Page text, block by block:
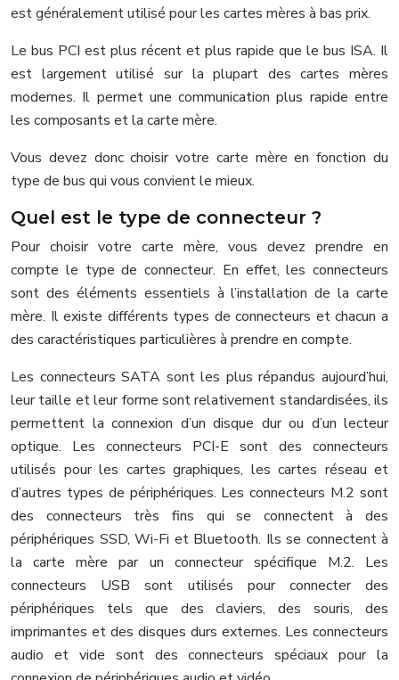
est généralement utilisé pour les cartes mères à bas prix.
Le bus PCI est plus récent et plus rapide que le bus ISA. Il
est largement utilisé sur la plupart des cartes mères
modernes. Il permet une communication plus rapide entre
les composants et la carte mère.
Vous devez donc choisir votre carte mère en fonction du
type de bus qui vous convient le mieux.
Quel est le type de connecteur ?
Pour choisir votre carte mère, vous devez prendre en
compte le type de connecteur. En effet, les connecteurs
sont des éléments essentiels à l’installation de la carte
mère. Il existe différents types de connecteurs et chacun a
des caractéristiques particulières à prendre en compte.
Les connecteurs SATA sont les plus répandus aujourd’hui,
leur taille et leur forme sont relativement standardisées, ils
permettent la connexion d’un disque dur ou d’un lecteur
optique. Les connecteurs PCI-E sont des connecteurs
utilisés pour les cartes graphiques, les cartes réseau et
d’autres types de périphériques. Les connecteurs M.2 sont
des connecteurs très fins qui se connectent à des
périphériques SSD, Wi-Fi et Bluetooth. Ils se connectent à
la carte mère par un connecteur spécifique M.2. Les
connecteurs USB sont utilisés pour connecter des
périphériques tels que des claviers, des souris, des
imprimantes et des disques durs externes. Les connecteurs
audio et vide sont des connecteurs spéciaux pour la